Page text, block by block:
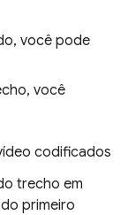
você pode
você
codificados
trecho em
primeiro